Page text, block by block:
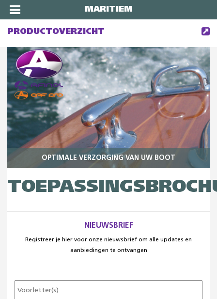
MARITIEM
PRODUCTOVERZICHT
OPTIMALE VERZORGING VAN UW BOOT
NIEUWSBRIEF
Registreer je hier voor onze nieuwsbrief om alle updates en
aanbiedingen te ontvangen